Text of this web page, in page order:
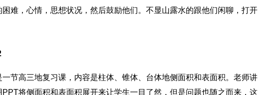
难，心情，思想状况，然后鼓励他们。不显山露水的跟他们闲聊，打开
节高三地复习课，内容是柱体、锥体、台体地侧面积和表面积。老师讲
将侧面积和表面积展开来让学生一目了然，但是问题也随之而来，这